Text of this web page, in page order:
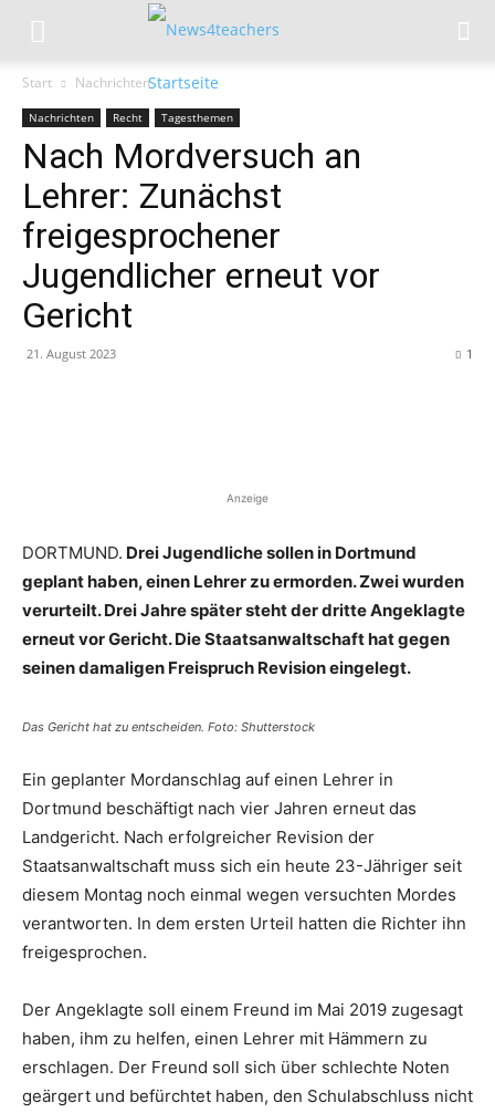
Start Nachrichten
Nachrichten Recht Tagesthemen
Nach Mordversuch an
Lehrer: Zunächst
freigesprochener
Jugendlicher erneut vor
Gericht
21. August 2023 1
Anzeige
DORTMUND. Drei Jugendliche sollen in Dortmund
geplant haben, einen Lehrer zu ermorden. Zwei wurden
verurteilt. Drei Jahre später steht der dritte Angeklagte
erneut vor Gericht. Die Staatsanwaltschaft hat gegen
seinen damaligen Freispruch Revision eingelegt.
Das Gericht hat zu entscheiden. Foto: Shutterstock
Ein geplanter Mordanschlag auf einen Lehrer in
Dortmund beschäftigt nach vier Jahren erneut das
Landgericht. Nach erfolgreicher Revision der
Staatsanwaltschaft muss sich ein heute 23-Jähriger seit
diesem Montag noch einmal wegen versuchten Mordes
verantworten. In dem ersten Urteil hatten die Richter ihn
freigesprochen.
Der Angeklagte soll einem Freund im Mai 2019 zugesagt
haben, ihm zu helfen, einen Lehrer mit Hämmern zu
erschlagen. Der Freund soll sich über schlechte Noten
geärgert und befürchtet haben, den Schulabschluss nicht